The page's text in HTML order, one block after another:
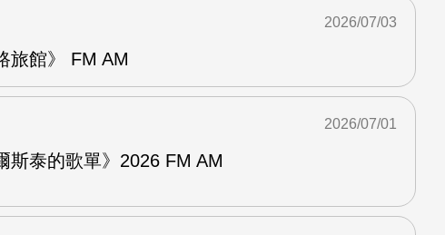
旅館》 FM AM
2026/07/03
斯泰的歌單》2026 FM AM
2026/07/01